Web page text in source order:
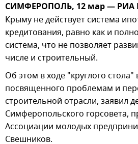
СИМФЕРОПОЛЬ, 12 мар — РИА
Крыму не действует система
кредитования, равно как и
система, что не позволяет
числе и строительный.
Об этом в ходе "круглого
посвященного проблемам и
строительной отрасли, заявил
Симферопольского горсовета,
Ассоциации молодых
Свешников.